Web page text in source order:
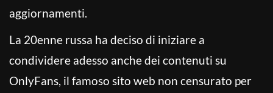
aggiornamenti.
La 20enne russa ha deciso di iniziare a
condividere adesso anche dei contenuti su
OnlyFans, il famoso sito web non censurato per